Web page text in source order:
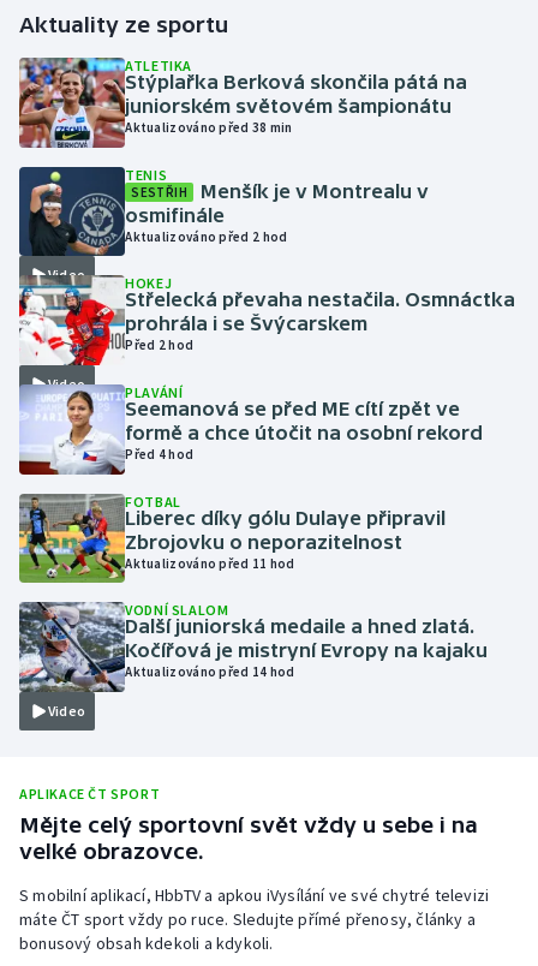
Golf
Gymnastika
Házená
Jezdectví
Judo
Krasobruslení
Lezení
Lyže a snowboard
Moderní pětiboj
Motorsport
Olympijské hry
Parasport
Plavání
Ragby
Rychlobruslení
Rychlostní kanoistika
Aktuality ze sportu
ATLETIKA
Stýplařka Berková skončila pátá na
juniorském světovém šampionátu
Aktualizováno před 38 min
Video
TENIS
SESTŘIH
Menšík je v Montrealu v
osmifinále
Aktualizováno před 2 hod
Video
HOKEJ
Střelecká převaha nestačila. Osmnáctka
prohrála i se Švýcarskem
Před 2 hod
PLAVÁNÍ
Seemanová se před ME cítí zpět ve
formě a chce útočit na osobní rekord
Před 4 hod
FOTBAL
Liberec díky gólu Dulaye připravil
Zbrojovku o neporazitelnost
Aktualizováno před 11 hod
Video
VODNÍ SLALOM
Další juniorská medaile a hned zlatá.
Kočířová je mistryní Evropy na kajaku
Aktualizováno před 14 hod
APLIKACE ČT SPORT
Mějte celý sportovní svět vždy u sebe i na
velké obrazovce.
S mobilní aplikací, HbbTV a apkou iVysílání ve své chytré televizi
máte ČT sport vždy po ruce. Sledujte přímé přenosy, články a
bonusový obsah kdekoli a kdykoli.